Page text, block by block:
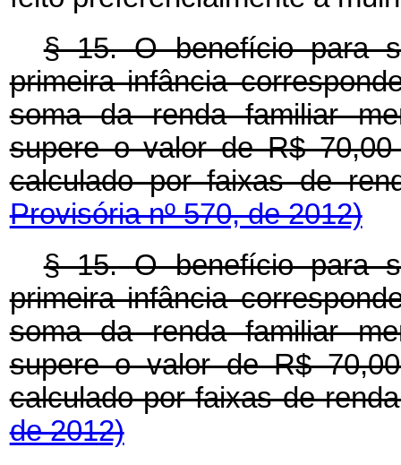
§ 15. O benefício para
primeira infância
soma da renda familiar
supere o valor de R$
calculado por faixas de
Provisória nº 570, de 2012)
§ 15. O benefício para
primeira infância
soma da renda familiar
supere o valor de R$
calculado por faixas de
de 2012)